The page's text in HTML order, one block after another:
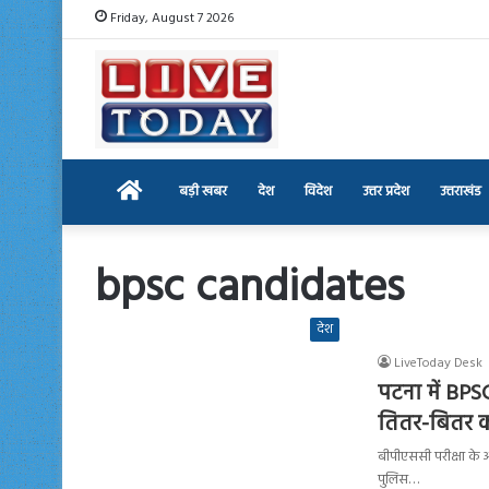
Friday, August 7 2026
Home बड़ी खबर देश विदेश उत्तर प्रदेश उत्तराखंड
bpsc candidates
देश
LiveToday Desk
पटना में
तितर-बितर
बीपीएससी परीक्षा के
पुलिस…